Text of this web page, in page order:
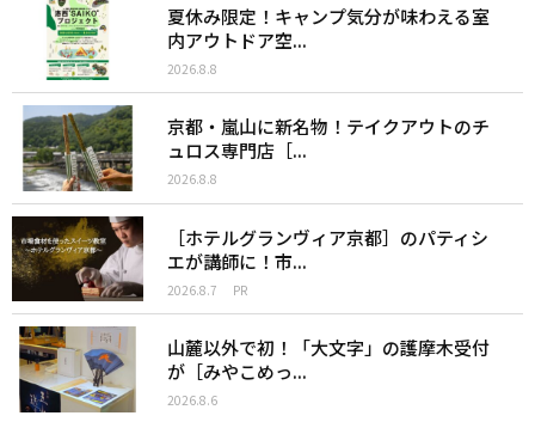
夏休み限定！キャンプ気分が味わえる室
内アウトドア空...
2026.8.8
京都・嵐山に新名物！テイクアウトのチ
ュロス専門店［...
2026.8.8
［ホテルグランヴィア京都］のパティシ
エが講師に！市...
2026.8.7 PR
山麓以外で初！「大文字」の護摩木受付
が［みやこめっ...
2026.8.6